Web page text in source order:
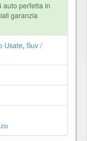
auto perfetta in
garanzia
Usate, Suv /